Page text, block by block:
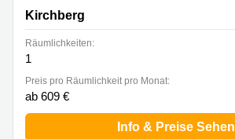
Kirchberg
Räumlichkeiten:
1
Preis pro Räumlichkeit pro Monat:
ab 609 €
Info & Preise Sehen